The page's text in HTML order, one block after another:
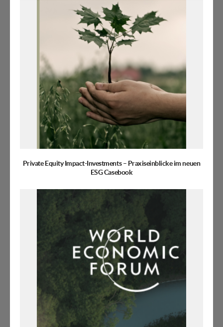
Private Equity Impact-Investments – Praxiseinblicke im neuen
ESG Casebook